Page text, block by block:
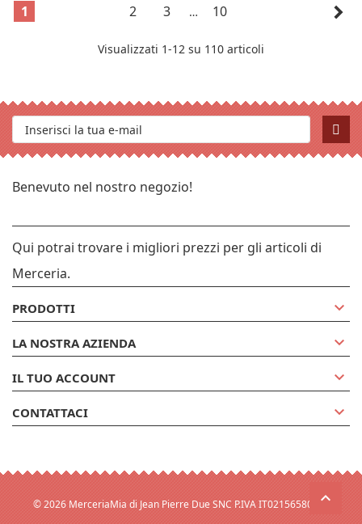
Visualizzati 1-12 su 110 articoli
1 2 3 … 10 
Benevuto nel nostro negozio!
Qui potrai trovare i migliori prezzi per gli articoli di
Merceria.
PRODOTTI 
LA NOSTRA AZIENDA 
IL TUO ACCOUNT 
CONTATTACI 
© 2026 MerceriaMia di Jean Pierre Due SNC P.IVA IT02156580132